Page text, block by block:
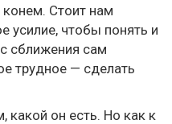
конем. Стоит нам
усилие, чтобы понять и
сближения сам
трудное — сделать
какой он есть. Но как к